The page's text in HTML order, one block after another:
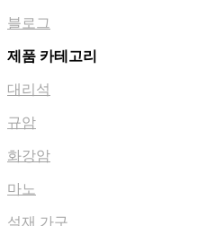
블로그
제품 카테고리
대리석
규암
화강암
마노
석재 가구